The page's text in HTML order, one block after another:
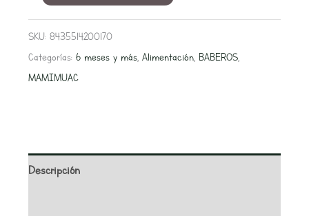
SKU: 8435514200170
Categorías: 6 meses y más, Alimentación, BABEROS,
MAMIMUAC
Descripción